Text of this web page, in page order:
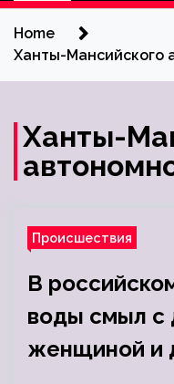
Home
Ханты-Мансийского
Ханты-
Происшествия
В
воды смыл с
женщиной и